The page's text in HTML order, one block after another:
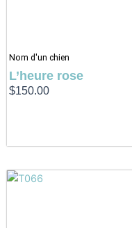
Nom d'un chien
L’heure rose
$150.00